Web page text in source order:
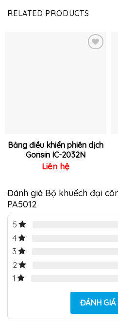
RELATED PRODUCTS
Bảng điều khiển phiên dịch
Gonsin IC-2032N
Liên hệ
Đánh giá Bộ khuếch đại
PA5012
5
4
3
2
1
ĐÁNH GIÁ